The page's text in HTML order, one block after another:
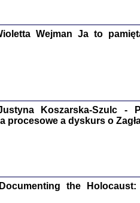
oprac. Aleksandra Bańkowska
Warszawa 2022
oprac. Aleksandra Bańkowska, wstęp
Studia i Materiały
nr 17, R. 2021
Wejman Ja to
Koszarska-Szulc -
procesowe a dyskurs o
the